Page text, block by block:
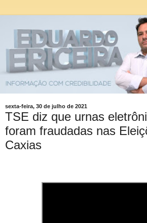
sexta-feira, 30 de julho de 2021
TSE diz que urnas
foram fraudadas nas
Caxias